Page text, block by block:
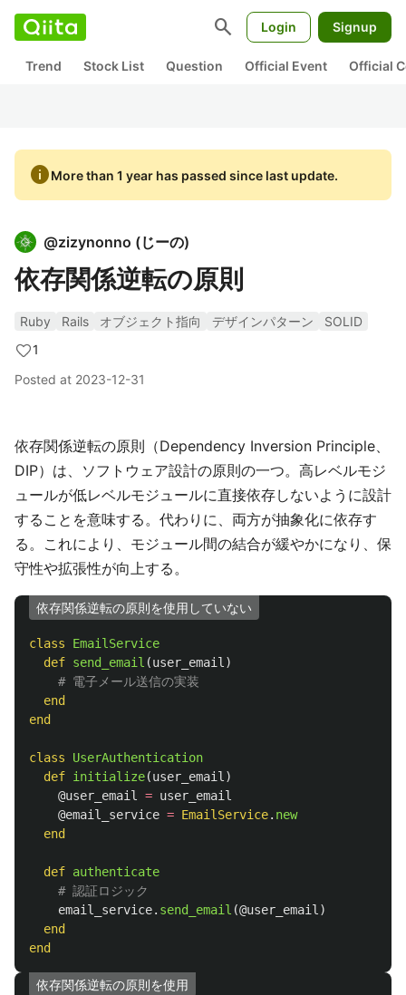
search Login Signup
Trend Stock List Question Official Event Official
infoMore than 1 year has passed since last update.
@zizynonno (じーの)
依存関係逆転の原則
Ruby Rails オブジェクト指向 デザインパターン
SOLID
1
Posted at 2023-12-31
依存関係逆転の原則（Dependency Inversion Principle、
DIP）は、ソフトウェア設計の原則の一つ。高レベルモジ
ュールが低レベルモジュールに直接依存しないように設計
することを意味する。代わりに、両方が抽象化に依存す
る。これにより、モジュール間の結合が緩やかになり、保
守性や拡張性が向上する。
依存関係逆転の原則を使用していない
class
EmailService
def send_email (user_email )
# 電子メール送信の実装
end
end
class
UserAuthentication
def initialize(user_email )
@user_email
= user_email
@email_service = EmailService. new
end
def authenticate
# 認証ロジック
email_service. send_email (@user_email )
end
end
依存関係逆転の原則を使用